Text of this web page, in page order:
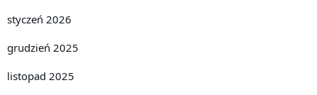
styczeń 2026
grudzień 2025
listopad 2025